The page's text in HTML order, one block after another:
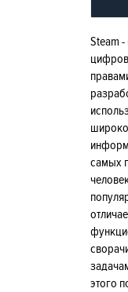
Steam
самых
этого